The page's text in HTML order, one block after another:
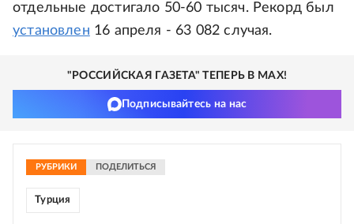
отдельные достигало 50-60 тысяч. Рекорд был
установлен 16 апреля - 63 082 случая.
"РОССИЙСКАЯ ГАЗЕТА" ТЕПЕРЬ В MAX!
Подписывайтесь на нас
РУБРИКИ ПОДЕЛИТЬСЯ
Турция